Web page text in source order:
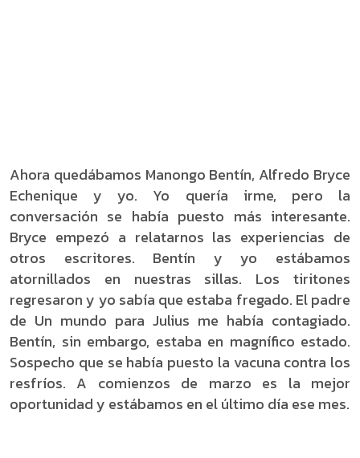
Ahora quedábamos Manongo Bentín, Alfredo Bryce
Echenique y yo. Yo quería irme, pero la
conversación se había puesto más interesante.
Bryce empezó a relatarnos las experiencias de
otros escritores. Bentín y yo estábamos
atornillados en nuestras sillas. Los tiritones
regresaron y yo sabía que estaba fregado. El padre
de Un mundo para Julius me había contagiado.
Bentín, sin embargo, estaba en magnífico estado.
Sospecho que se había puesto la vacuna contra los
resfríos. A comienzos de marzo es la mejor
oportunidad y estábamos en el último día ese mes.